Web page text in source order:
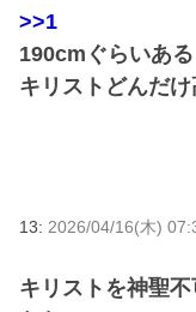
>>1
190cmぐらいあ
キリストどんだ
13: 2026/04/16(木)
キリストを神聖